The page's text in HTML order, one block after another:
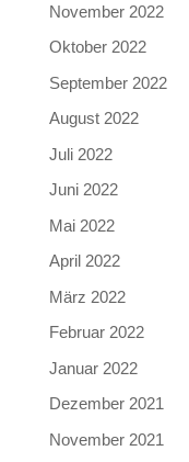
November 2022
Oktober 2022
September 2022
August 2022
Juli 2022
Juni 2022
Mai 2022
April 2022
März 2022
Februar 2022
Januar 2022
Dezember 2021
November 2021